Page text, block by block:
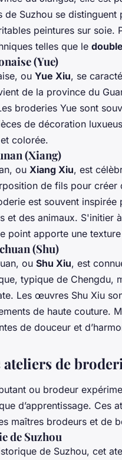
Suzhou se
peintures sur soie.
telles que le
(Yue)
ou Yue Xiu, se
de la province du
broderies Yue sont
de décoration
colorée.
(Xiang)
ou Xiang Xiu, est
de fils pour
est souvent
et des animaux. S'initier
point apporte une
(Shu)
ou Shu Xiu, est
typique de Chengdu,
Les œuvres Shu Xiu
de haute couture.
de douceur et
de
ou brodeur
d’apprentissage. Ces
maîtres brodeurs et de
de Suzhou
de Suzhou, cet